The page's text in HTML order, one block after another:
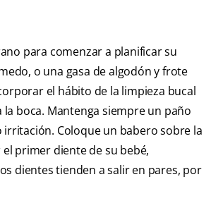
para comenzar a planificar su
o una gasa de algodón y frote
el hábito de la limpieza bucal
boca. Mantenga siempre un paño
Coloque un babero sobre la
primer diente de su bebé,
dientes tienden a salir en pares, por